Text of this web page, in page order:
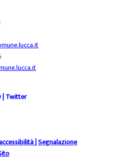
|Twitter
|Segnalazione